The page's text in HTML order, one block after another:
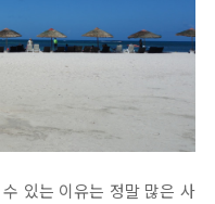
있는 이유는 정말 많은 사